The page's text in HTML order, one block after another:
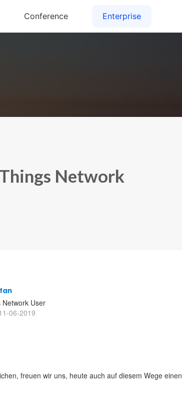
Network
User
06-2019
freuen wir uns, heute auch auf diesem Wege einen